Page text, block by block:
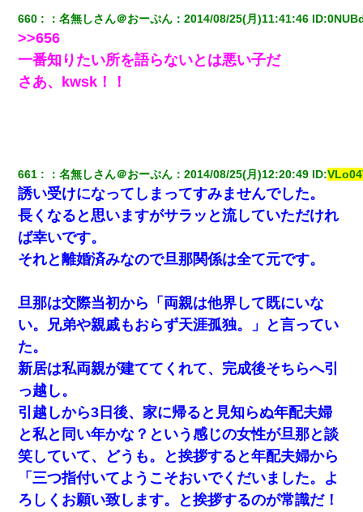
日航機墜落事故の「ここからは日本語で大丈夫ですよ〜」の絶望
感がヤバイ・・・
放置子が病院送りになったらしい → 俺（二度と帰ってくるなよ…
嫁を半身不随にしやがった恨みは、正直こんなもんじゃ晴れな
三年働いてたパートを突然クビになった。しかし元職場の主要取
引先のトップが母方の叔父だったので…
【復讐】義兄嫁「生活費、足りない分を貸してほしい」私「貸す
わけないでしょｗｗｗｗ」→ 理由を話したら泣き出して・・私
彼女との行為を録画した結果→衝撃の事実が判明したｗｗｗｗｗ
ｗ
夫に癌の余命宣告。その闘病中に長女から信じられない言葉を受
けた
婚活パーティーでよく会う美女がいた。こんな完璧な容姿を持っ
てしても結婚て難しいんだなぁ…と思ってた
【戦争】不妊の俺嫁に弟嫁が2日間4歳児を託児 俺嫁はそこまで気
にしてなかったが、あまりにも子供が俺嫁に懐くので最後らへん
顔引きつってた → そして弟嫁が迎えに来た翌日…
660 ：名無しさん＠おーぷん ：2014/08/25(月)11:41:46 ID:
>>656
一番知りたい所を語らないとは悪い子だ
さあ、kwsk！！
661 ：名無しさん＠おーぷん ：2014/08/25(月)12:20:49 ID:
誘い受けになってしまってすみませんでした。
長くなると思いますがサラッと流していただけれ
ば幸いです。
それと離婚済みなので旦那関係は全て元です。
旦那は交際当初から「両親は他界して既にいな
い。兄弟や親戚もおらず天涯孤独。」と言ってい
た。
新居は私両親が建ててくれて、完成後そちらへ引
っ越し。
引越しから3日後、家に帰ると見知らぬ年配夫婦
と私と同い年かな？という感じの女性が旦那と談
笑していて、どうも。と挨拶すると年配夫婦から
「三つ指付いてようこそおいでくだいました。よ
ろしくお願い致します。と挨拶するのが常識だ！